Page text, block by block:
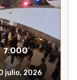
7.000
julio, 2026